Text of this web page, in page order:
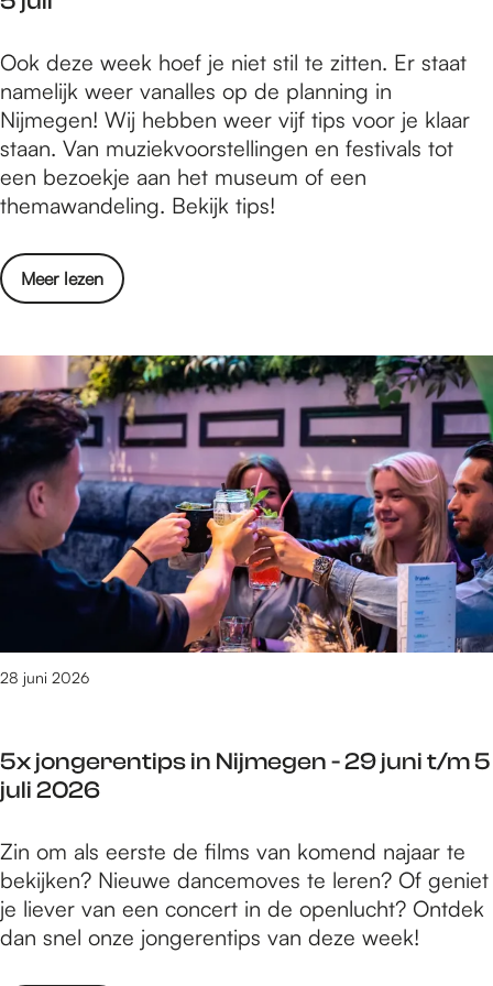
-
t
/
m
1
2
j
l
0
2
6
N
i
j
m
e
g
n
-
m
1
2
j
u
l
i
6
W
a
t
i
s
e
t
e
n
i
N
i
j
e
n
2
9
j
n
i
t
/
Ook deze week hoef je niet stil te zitten. Er staat
namelijk weer vanalles op de planning in
Nijmegen! Wij hebben weer vijf tips voor je klaar
staan. Van muziekvoorstellingen en festivals tot
een bezoekje aan het museum of een
themawandeling. Bekijk tips!
Meer lezen
o
v
W
a
i
e
r
t
d
o
i
n
i
j
m
e
5x jongerentips in Nijmegen - 29 juni t/m 5
juli 2026
28 juni 2026
5
x
j
o
Zin om als eerste de films van komend najaar te
bekijken? Nieuwe dancemoves te leren? Of geniet
je liever van een concert in de openlucht? Ontdek
dan snel onze jongerentips van deze week!